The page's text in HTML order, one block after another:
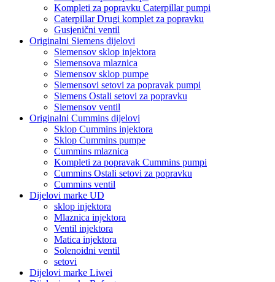
Kompleti za popravku Caterpillar pumpi
Caterpillar Drugi komplet za popravku
Gusjenični ventil
Originalni Siemens dijelovi
Siemensov sklop injektora
Siemensova mlaznica
Siemensov sklop pumpe
Siemensovi setovi za popravak pumpi
Siemens Ostali setovi za popravku
Siemensov ventil
Originalni Cummins dijelovi
Sklop Cummins injektora
Sklop Cummins pumpe
Cummins mlaznica
Kompleti za popravak Cummins pumpi
Cummins Ostali setovi za popravku
Cummins ventil
Dijelovi marke UD
sklop injektora
Mlaznica injektora
Ventil injektora
Matica injektora
Solenoidni ventil
setovi
Dijelovi marke Liwei